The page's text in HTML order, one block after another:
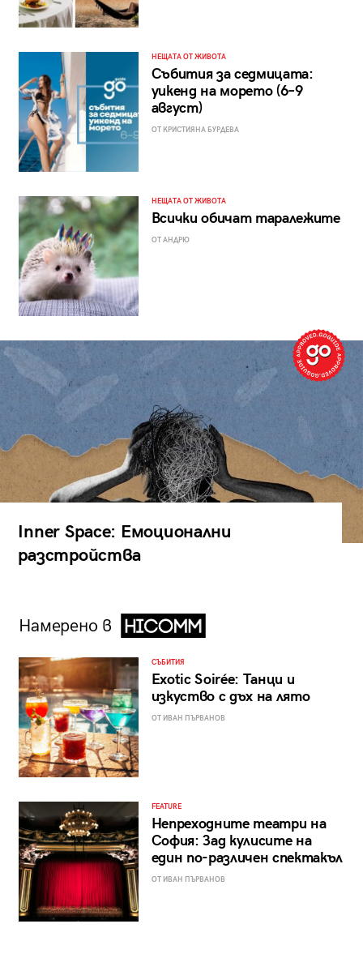
НЕЩАТА ОТ ЖИВОТА
Събития за седмицата:
уикенд на морето (6–9
август)
ОТ КРИСТИЯНА БУРДЕВА
НЕЩАТА ОТ ЖИВОТА
Всички обичат таралежите
ОТ АНДРЮ
Inner Space: Емоционални
разстройства
Намерено в
СЪБИТИЯ
Exotic Soirée: Танци и
изкуство с дъх на лято
ОТ ИВАН ПЪРВАНОВ
FEATURE
Непреходните театри на
София: Зад кулисите на
един по-различен спектакъл
ОТ ИВАН ПЪРВАНОВ